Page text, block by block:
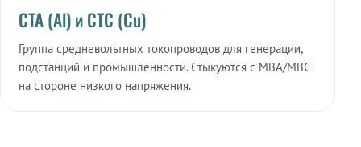
СТА (Al) и СТС (Cu)
Группа средневольтных токопроводов для генерации,
подстанций и промышленности. Стыкуются с МВА/МВС
на стороне низкого напряжения.